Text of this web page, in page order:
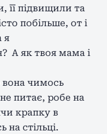
її підвищили та
побільше, от і
я
А як твоя мама і
чимось
питає, робе на
крапку в
на стільці.